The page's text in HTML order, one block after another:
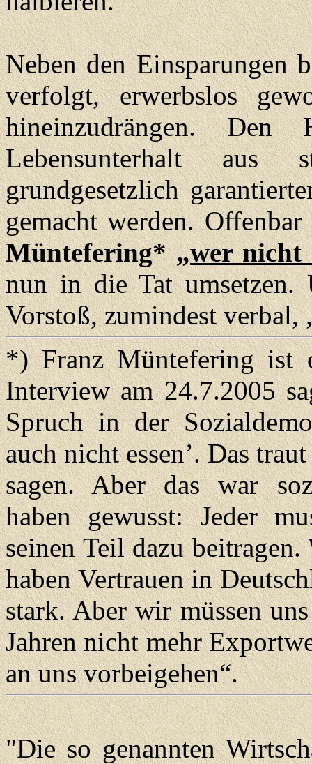
Neben den
verfolgt, erwerbslos
hineinzudrängen. Den
Lebensunterhalt aus
grundgesetzlich
gemacht werden.
Müntefering* „wer nicht
nun in die Tat umsetzen.
Vorstoß, zumindest verbal,
*) Franz Müntefering ist
Interview am 24.7.2005
Spruch in der
auch nicht essen’. Das
sagen. Aber das war
haben gewusst: Jeder
seinen Teil dazu
haben Vertrauen in
stark. Aber wir müssen
Jahren nicht mehr
an uns vorbeigehen“.
"Die so genannten